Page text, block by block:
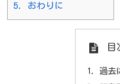
5.
おわりに
目
過去